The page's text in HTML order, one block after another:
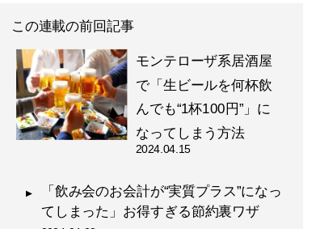
この連載の前回記事
モンテローザ系居酒屋
で「生ビールを何杯飲
んでも“1杯100円”」に
なってしまう方法
2024.04.15
「飲み会のお会計が“実質プラス”になっ
てしまった」お得すぎる節約裏ワザ